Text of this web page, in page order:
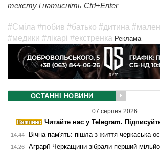
тексту і натисніть Ctrl+Enter
#Сміла #побив #батько #дитина
#медики #лікарі #екстренка Реклама
ОСТАННІ НОВИНИ
07 серпня 2026
Читайте нас у Telegram.
14:44 Вічна пам'ять: пішла з життя черкаська
14:26 Аграрії Черкащини зібрали перший